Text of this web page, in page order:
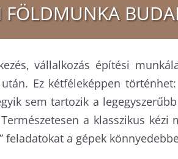
FÖLDMUNKA
vállalkozás építési
Ez kétféleképpen
sem tartozik a
a klasszikus
feladatokat a gépek